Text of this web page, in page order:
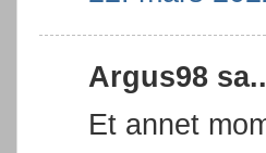
Argus98
Et annet